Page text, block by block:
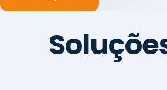
Atuação integrada para